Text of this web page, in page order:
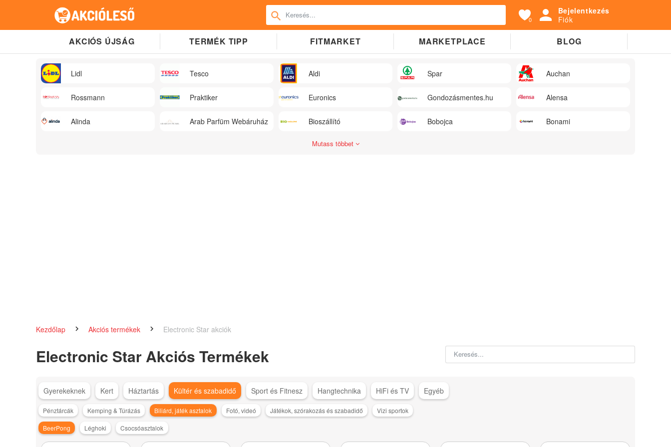
0
Bejelentkezés
Fiók
AKCIÓS ÚJSÁG TERMÉK TIPP FITMARKET MARKETPLACE BLOG
Lidl Tesco Aldi Spar Auchan
Rossmann Praktiker Euronics Gondozásmentes.hu Alensa
Alinda Arab Parfüm Webáruház Bioszállító Bobojca Bonami
Mutass többet
Kezdőlap Akciós termékek Electronic Star akciók
Electronic Star Akciós Termékek
Gyerekeknek Kert Háztartás Kültér és szabadidő Sport és Fitnesz Hangtechnika HiFi és TV Egyéb
Pénztárcák Kemping & Túrázás Biliárd, játék asztalok Fotó, videó Játékok, szórakozás és szabadidő Vizi sportok
BeerPong Léghoki Csocsóasztalok